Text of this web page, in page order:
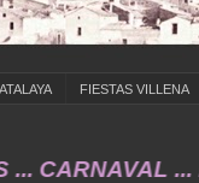
FIESTAS VILLENA
... FERIA